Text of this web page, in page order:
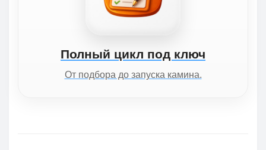
Полный цикл под ключ
От подбора до запуска камина.